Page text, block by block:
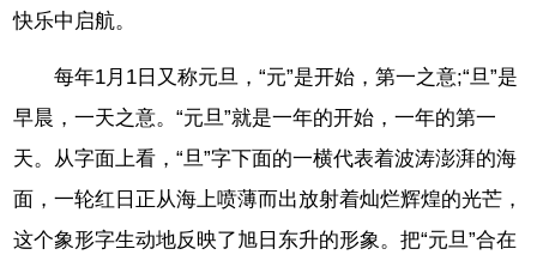
快乐中启航。
每年1月1日又称元旦，“元”是开始，第一之意;“旦”是
早晨，一天之意。“元旦”就是一年的开始，一年的第一
天。从字面上看，“旦”字下面的一横代表着波涛澎湃的海
面，一轮红日正从海上喷薄而出放射着灿烂辉煌的光芒，
这个象形字生动地反映了旭日东升的形象。把“元旦”合在